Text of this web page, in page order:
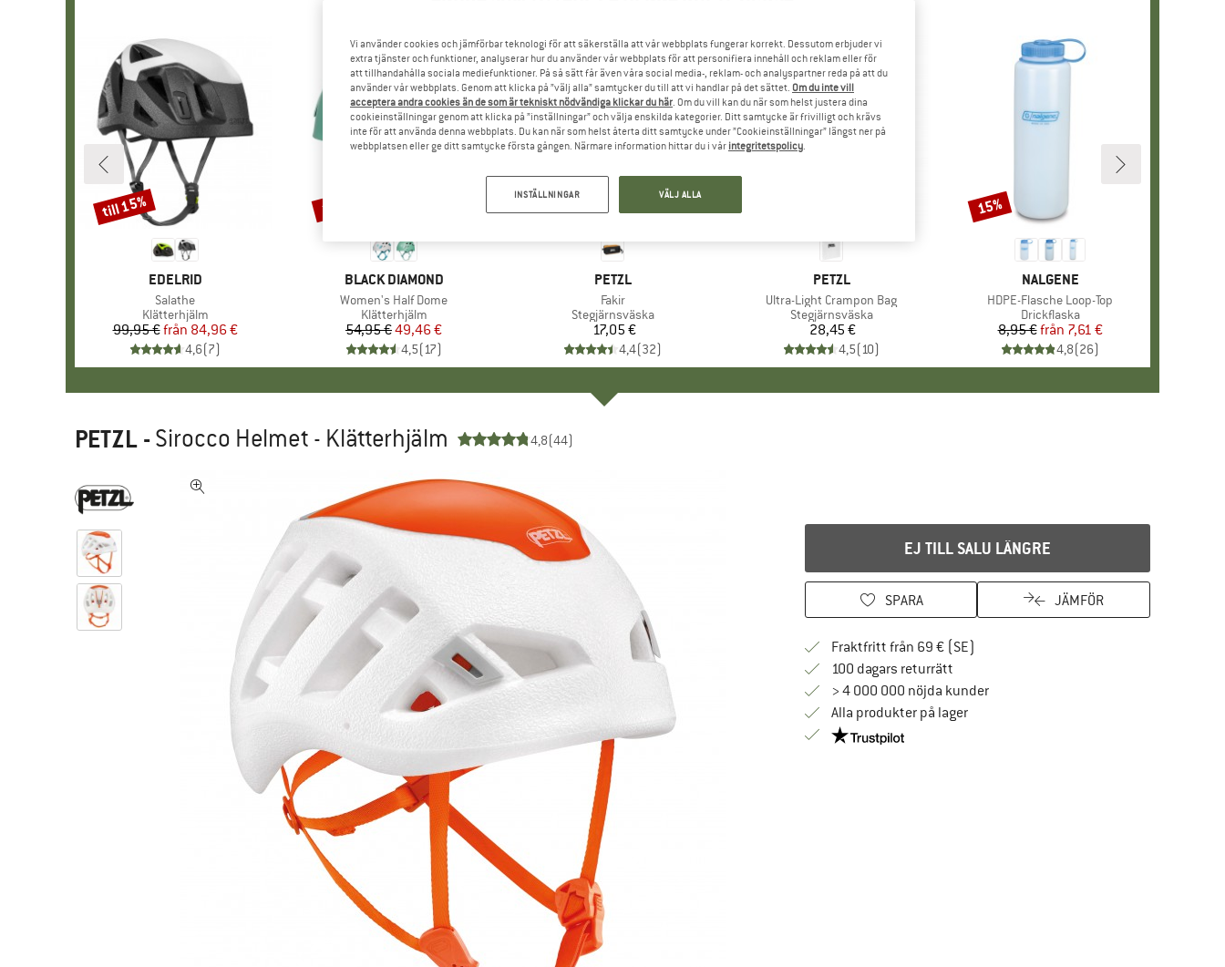
VARUMÄRKE
EDELRID
Produkter
Salathe
Produktgrupp
Klätterhjälm
Pris
99,95 € Reducerat pris
från 84,96 €
4,6(7)
Rabatt
till 15%
VARUMÄRKE
BLACK DIAMOND
Produkter
Women's Half Dome
Produktgrupp
Klätterhjälm
Pris
54,95 €Reducerat pris
49,46 €
4,5(17)
Rabatt
10%
VARUMÄRKE
PETZL
Produkter
Fakir
Produktgrupp
Stegjärnsväska
Pris
17,05 €
4,4(32)
VARUMÄRKE
PETZL
Produkter
Ultra-Light Crampon Bag
Produktgrupp
Stegjärnsväska
Pris
28,45 €
4,5(10)
VARUMÄRKE
NALGENE
Produkter
HDPE-Flasche Loop-Top
Produktgrupp
Drickflaska
Pris
8,95 € Reducerat pris
från 7,61 €
4,8(26)
Rabatt
15%
PETZL -Sirocco Helmet - Klätterhjälm 4,8(44)
EJ TILL SALU LÄNGRE
SPARA JÄMFÖR
Fraktfritt från 69 € (SE)
100 dagars returrättGå till returpolicyn här Öppnas i en inforuta
> 4 000 000 nöjda kunder
Alla produkter på lager
Trust Pilot-garanti - hitta all information här!
Vi använder cookies och jämförbar teknologi för att säkerställa att vår webbplats fungerar korrekt. Dessutom erbjuder vi
extra tjänster och funktioner, analyserar hur du använder vår webbplats för att personifiera innehåll och reklam eller för
att tillhandahålla sociala mediefunktioner. På så sätt får även våra social media-, reklam- och analyspartner reda på att du
använder vår webbplats. Genom att klicka på ”välj alla” samtycker du till att vi handlar på det sättet. Om du inte vill
acceptera andra cookies än de som är tekniskt nödvändiga klickar du här. Om du vill kan du när som helst justera dina
cookieinställningar genom att klicka på ”inställningar” och välja enskilda kategorier. Ditt samtycke är frivilligt och krävs
inte för att använda denna webbplats. Du kan när som helst återta ditt samtycke under ”Cookieinställningar” längst ner på
webbplatsen eller ge ditt samtycke första gången. Närmare information hittar du i vår integritetspolicy.
INSTÄLLNINGAR VÄLJ ALLA